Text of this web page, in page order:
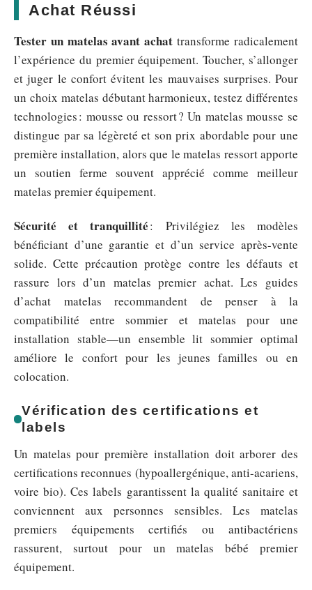
Achat Réussi
Tester un matelas avant achat transforme radicalement
l’expérience du premier équipement. Toucher, s’allonger
et juger le confort évitent les mauvaises surprises. Pour
un choix matelas débutant harmonieux, testez différentes
technologies : mousse ou ressort ? Un matelas mousse se
distingue par sa légèreté et son prix abordable pour une
première installation, alors que le matelas ressort apporte
un soutien ferme souvent apprécié comme meilleur
matelas premier équipement.
Sécurité et tranquillité: Privilégiez les modèles
bénéficiant d’une garantie et d’un service après-vente
solide. Cette précaution protège contre les défauts et
rassure lors d’un matelas premier achat. Les guides
d’achat matelas recommandent de penser à la
compatibilité entre sommier et matelas pour une
installation stable—un ensemble lit sommier optimal
améliore le confort pour les jeunes familles ou en
colocation.
Vérification des certifications et
labels
Un matelas pour première installation doit arborer des
certifications reconnues (hypoallergénique, anti-acariens,
voire bio). Ces labels garantissent la qualité sanitaire et
conviennent aux personnes sensibles. Les matelas
premiers équipements certifiés ou antibactériens
rassurent, surtout pour un matelas bébé premier
équipement.